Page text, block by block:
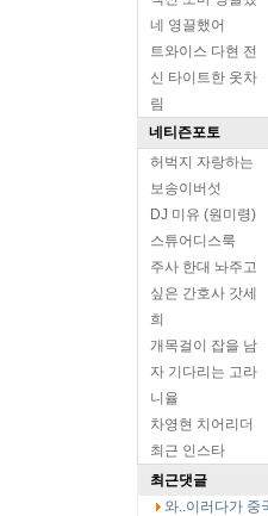
네 영끌했어
트와이스 다현 전
신 타이트한 옷차
림
네티즌포토
허벅지 자랑하는
보송이버섯
DJ 미유 (원미령)
스튜어디스룩
주사 한대 놔주고
싶은 간호사 갓세
희
개목걸이 잡을 남
자 기다리는 고라
니율
차영현 치어리더
최근 인스타
최근댓글
와..이러다가 중